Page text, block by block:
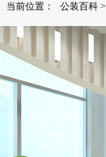
当前位置： 公装百科 >